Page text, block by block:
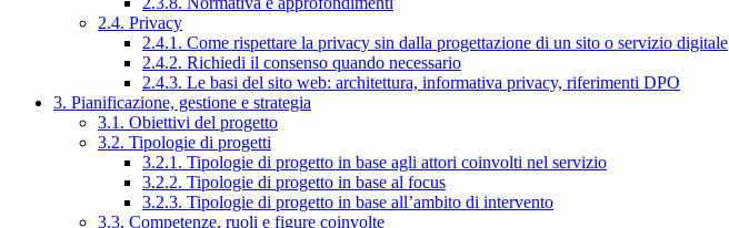
2.4. Privacy
2.4.1. Come rispettare la privacy sin dalla progettazione di un sito o servizio digitale
2.4.2. Richiedi il consenso quando necessario
2.4.3. Le basi del sito web: architettura, informativa privacy, riferimenti DPO
3. Pianificazione, gestione e strategia
3.1. Obiettivi del progetto
3.2. Tipologie di progetti
3.2.1. Tipologie di progetto in base agli attori coinvolti nel servizio
3.2.2. Tipologie di progetto in base al focus
3.2.3. Tipologie di progetto in base all’ambito di intervento
3.3. Competenze, ruoli e figure coinvolte